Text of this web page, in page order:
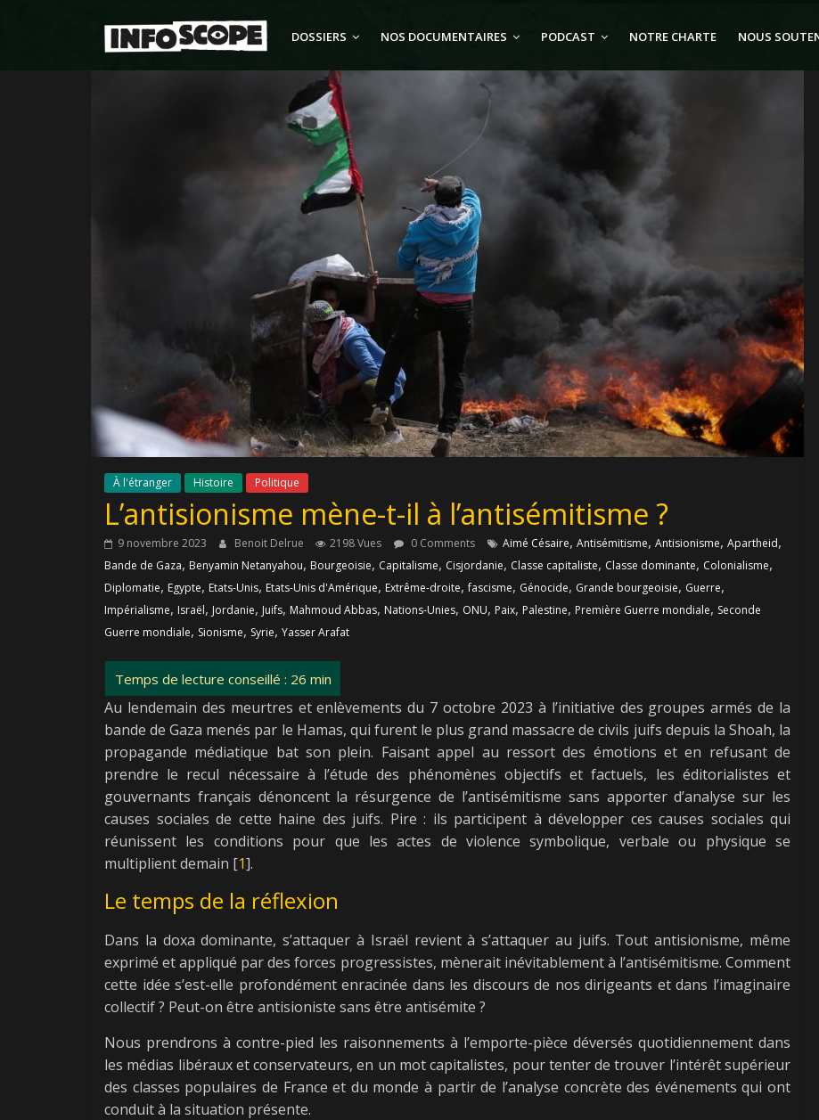
DOSSIERS NOS DOCUMENTAIRES PODCAST NOTRE CHARTE NOUS
À l'étranger Histoire Politique
L’antisionisme mène-t-il à l’antisémitisme ?
9 novembre 2023 Benoit Delrue 2198 Vues 0 Comments Aimé Césaire, Antisémitisme, Antisionisme, Apartheid,
Bande de Gaza, Benyamin Netanyahou, Bourgeoisie, Capitalisme, Cisjordanie, Classe capitaliste, Classe dominante, Colonialisme,
Diplomatie, Egypte, Etats-Unis, Etats-Unis d'Amérique, Extrême-droite,fascisme, Génocide, Grande bourgeoisie, Guerre,
Impérialisme, Israël, Jordanie, Juifs, Mahmoud Abbas, Nations-Unies, ONU, Paix, Palestine, Première Guerre mondiale, Seconde
Guerre mondiale, Sionisme, Syrie, Yasser Arafat
Au lendemain des meurtres et enlèvements du 7 octobre 2023 à l’initiative des groupes armés de la
bande de Gaza menés par le Hamas, qui furent le plus grand massacre de civils juifs depuis la Shoah, la
propagande médiatique bat son plein. Faisant appel au ressort des émotions et en refusant de
prendre le recul nécessaire à l’étude des phénomènes objectifs et factuels, les éditorialistes et
gouvernants français dénoncent la résurgence de l’antisémitisme sans apporter d’analyse sur les
causes sociales de cette haine des juifs. Pire : ils participent à développer ces causes sociales qui
réunissent les conditions pour que les actes de violence symbolique, verbale ou physique se
multiplient demain [1].
Le temps de la réflexion
Dans la doxa dominante, s’attaquer à Israël revient à s’attaquer au juifs. Tout antisionisme, même
exprimé et appliqué par des forces progressistes, mènerait inévitablement à l’antisémitisme. Comment
cette idée s’est-elle profondément enracinée dans les discours de nos dirigeants et dans l’imaginaire
collectif ? Peut-on être antisioniste sans être antisémite ?
Nous prendrons à contre-pied les raisonnements à l’emporte-pièce déversés quotidiennement dans
les médias libéraux et conservateurs, en un mot capitalistes, pour tenter de trouver l’intérêt supérieur
des classes populaires de France et du monde à partir de l’analyse concrète des événements qui ont
conduit à la situation présente.